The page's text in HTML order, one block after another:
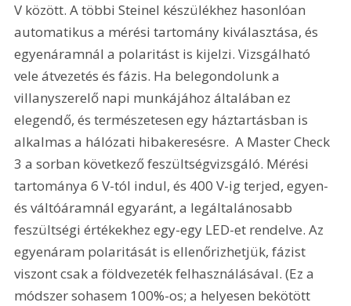
V között. A többi Steinel készülékhez hasonlóan
automatikus a mérési tartomány kiválasztása, és
egyenáramnál a polaritást is kijelzi. Vizsgálható
vele átvezetés és fázis. Ha belegondolunk a
villanyszerelő napi munkájához általában ez
elegendő, és természetesen egy háztartásban is
alkalmas a hálózati hibakeresésre.  A Master Check
3 a sorban következő feszültségvizsgáló. Mérési
tartománya 6 V-tól indul, és 400 V-ig terjed, egyen-
és váltóáramnál egyaránt, a legáltalánosabb
feszültségi értékekhez egy-egy LED-et rendelve. Az
egyenáram polaritását is ellenőrizhetjük, fázist
viszont csak a földvezeték felhasználásával. (Ez a
módszer sohasem 100%-os; a helyesen bekötött